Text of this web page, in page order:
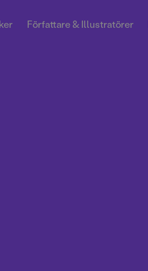
Författare & Illustratörer